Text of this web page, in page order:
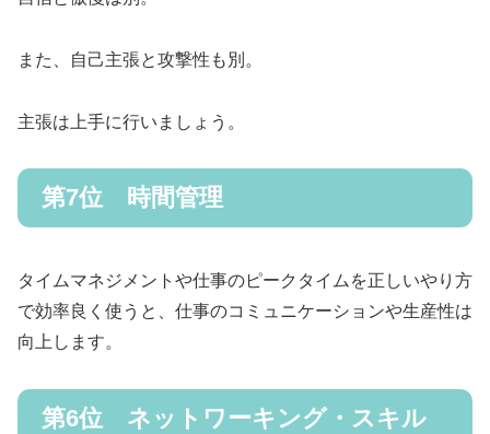
また、自己主張と攻撃性も別。
主張は上手に行いましょう。
第7位 時間管理
タイムマネジメントや仕事のピークタイムを正しいやり方
で効率良く使うと、仕事のコミュニケーションや生産性は
向上します。
第6位 ネットワーキング・スキル